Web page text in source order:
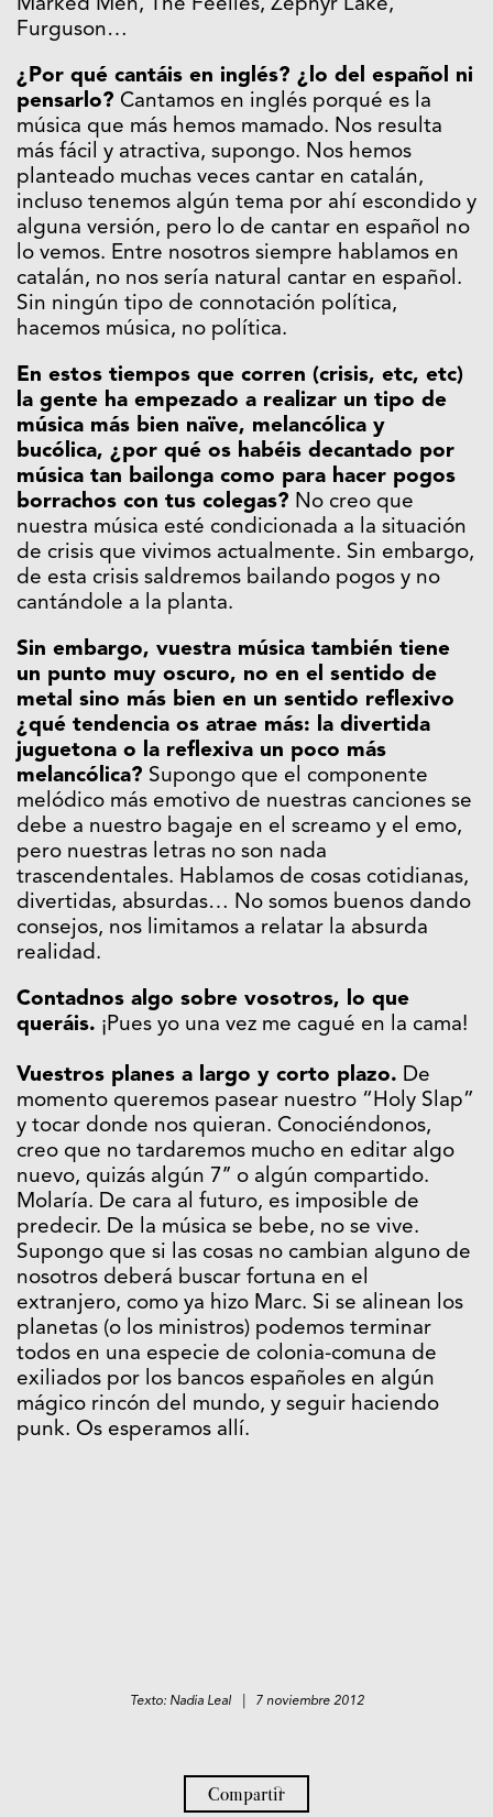
Marked Men, The Feelies, Zephyr Lake,
Furguson…
¿Por qué cantáis en inglés? ¿lo del español ni
pensarlo? Cantamos en inglés porqué es la
música que más hemos mamado. Nos resulta
más fácil y atractiva, supongo. Nos hemos
planteado muchas veces cantar en catalán,
incluso tenemos algún tema por ahí escondido y
alguna versión, pero lo de cantar en español no
lo vemos. Entre nosotros siempre hablamos en
catalán, no nos sería natural cantar en español.
Sin ningún tipo de connotación política,
hacemos música, no política.
En estos tiempos que corren (crisis, etc, etc)
la gente ha empezado a realizar un tipo de
música más bien naïve, melancólica y
bucólica, ¿por qué os habéis decantado por
música tan bailonga como para hacer pogos
borrachos con tus colegas? No creo que
nuestra música esté condicionada a la situación
de crisis que vivimos actualmente. Sin embargo,
de esta crisis saldremos bailando pogos y no
cantándole a la planta.
Sin embargo, vuestra música también tiene
un punto muy oscuro, no en el sentido de
metal sino más bien en un sentido reflexivo
¿qué tendencia os atrae más: la divertida
juguetona o la reflexiva un poco más
melancólica? Supongo que el componente
melódico más emotivo de nuestras canciones se
debe a nuestro bagaje en el screamo y el emo,
pero nuestras letras no son nada
trascendentales. Hablamos de cosas cotidianas,
divertidas, absurdas… No somos buenos dando
consejos, nos limitamos a relatar la absurda
realidad.
Contadnos algo sobre vosotros, lo que
queráis. ¡Pues yo una vez me cagué en la cama!
Vuestros planes a largo y corto plazo. De
momento queremos pasear nuestro “Holy Slap”
y tocar donde nos quieran. Conociéndonos,
creo que no tardaremos mucho en editar algo
nuevo, quizás algún 7’’ o algún compartido.
Molaría. De cara al futuro, es imposible de
predecir. De la música se bebe, no se vive.
Supongo que si las cosas no cambian alguno de
nosotros deberá buscar fortuna en el
extranjero, como ya hizo Marc. Si se alinean los
planetas (o los ministros) podemos terminar
todos en una especie de colonia-comuna de
exiliados por los bancos españoles en algún
mágico rincón del mundo, y seguir haciendo
punk. Os esperamos allí.
Texto: Nadia Leal | 7 noviembre 2012
Compartir